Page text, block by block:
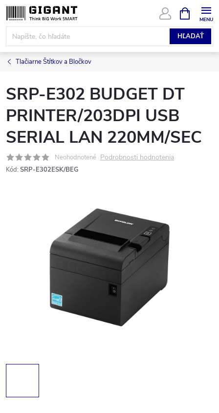
Prejsť
na
obsah
HĽADAŤ
KOŠÍK
Tlačiarne Štítkov a Bločkov
SRP-E302 BUDGET DT
PRINTER/203DPI USB
SERIAL LAN 220MM/SEC
Neohodnotené Podrobnosti hodnotenia
Kód: SRP-E302ESK/BEG